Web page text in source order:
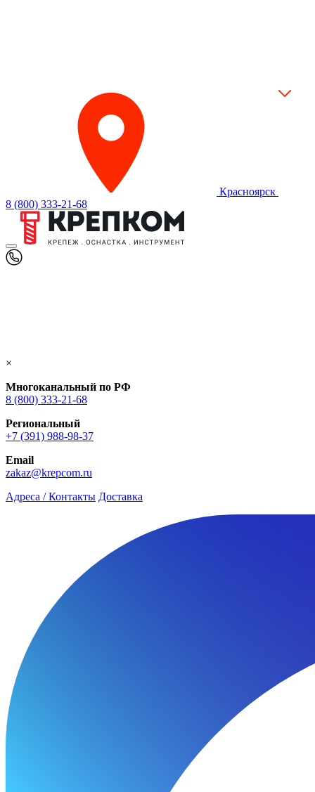
Красноярск
8 (800) 333-21-68
×
Многоканальный по РФ
8 (800) 333‑21-68
Региональный
+7 (391) 988-98-37
Email
zakaz@krepcom.ru
Адреса / Контакты Доставка